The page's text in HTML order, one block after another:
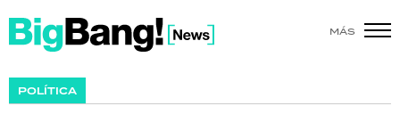
MÁS
POLÍTICA
SHOW